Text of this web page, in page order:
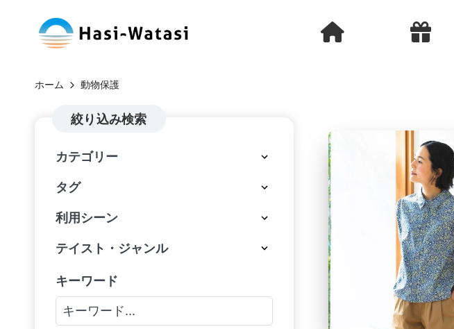
a
W
at
si
分
も、
ホーム 動物保護
絞り込み検索
カテゴリー
タグ
利用シーン
テイスト・ジャンル
キーワード